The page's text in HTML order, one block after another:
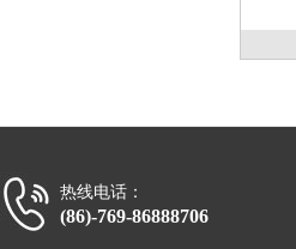
热线电话：
(86)-769-86888706